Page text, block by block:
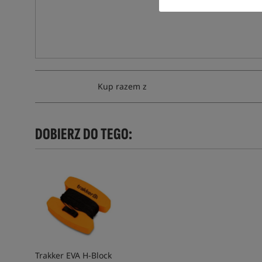
Kup razem z
DOBIERZ DO TEGO:
Trakker EVA H-Block